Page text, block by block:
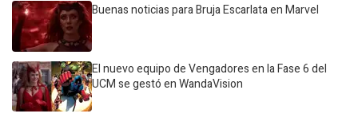
Buenas noticias para Bruja Escarlata en Marvel
El nuevo equipo de Vengadores en la Fase 6 del
UCM se gestó en WandaVision